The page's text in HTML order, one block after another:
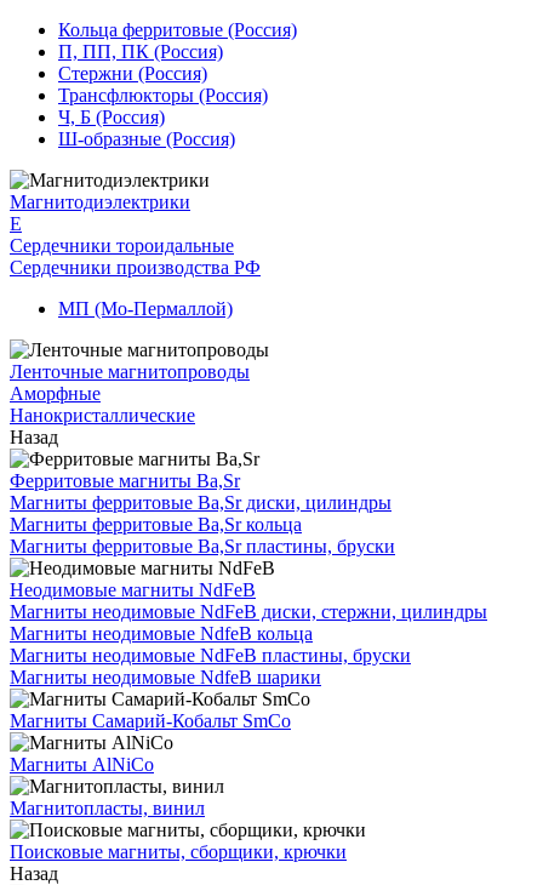
Кольца ферритовые (Россия)
П, ПП, ПК (Россия)
Стержни (Россия)
Трансфлюкторы (Россия)
Ч, Б (Россия)
Ш-образные (Россия)
Магнитодиэлектрики
E
Сердечники тороидальные
Сердечники производства РФ
МП (Мо-Пермаллой)
Ленточные магнитопроводы
Аморфные
Нанокристаллические
Назад
Ферритовые магниты Ba,Sr
Магниты ферритовые Ba,Sr диски, цилиндры
Магниты ферритовые Ba,Sr кольца
Магниты ферритовые Ba,Sr пластины, бруски
Неодимовые магниты NdFeB
Магниты неодимовые NdFeB диски, стержни, цилиндры
Магниты неодимовые NdfeB кольца
Магниты неодимовые NdFeB пластины, бруски
Магниты неодимовые NdfeB шарики
Магниты Самарий-Кобальт SmCo
Магниты AlNiCo
Магнитопласты, винил
Поисковые магниты, сборщики, крючки
Назад